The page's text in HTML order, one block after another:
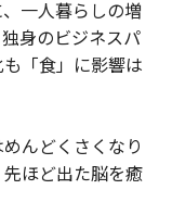
一人暮らしの増
身のビジネスパ
「食」に影響は
んどくさくなり
ほど出た脳を癒